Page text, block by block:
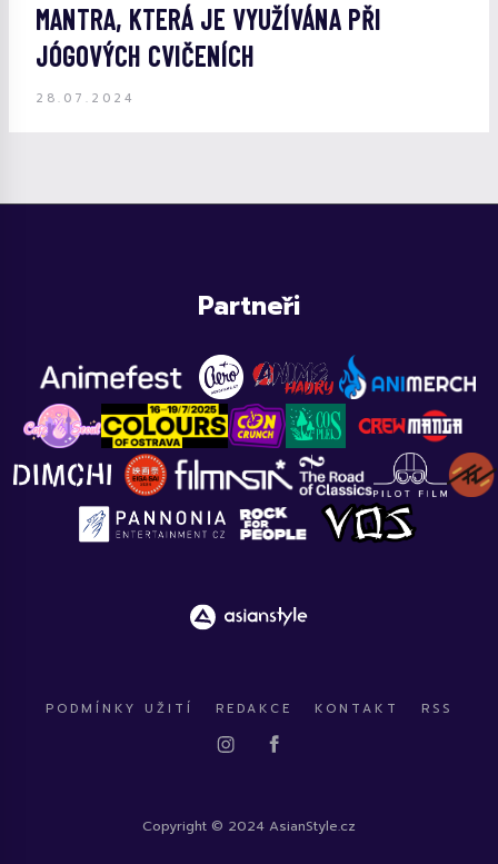
MANTRA, KTERÁ JE VYUŽÍVÁNA PŘI
JÓGOVÝCH CVIČENÍCH
28.07.2024
Partneři
PODMÍNKY UŽITÍ REDAKCE KONTAKT RSS
Copyright © 2024 AsianStyle.cz